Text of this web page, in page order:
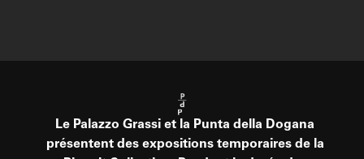
Le Palazzo Grassi et la Punta della Dogana
présentent des expositions temporaires de la